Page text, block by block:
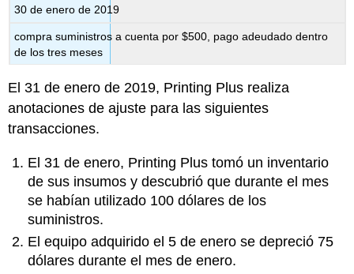
30 de enero de 2019
compra suministros a cuenta por $500, pago adeudado dentro
de los tres meses
El 31 de enero de 2019, Printing Plus realiza
anotaciones de ajuste para las siguientes
transacciones.
El 31 de enero, Printing Plus tomó un inventario
de sus insumos y descubrió que durante el mes
se habían utilizado 100 dólares de los
suministros.
El equipo adquirido el 5 de enero se depreció 75
dólares durante el mes de enero.